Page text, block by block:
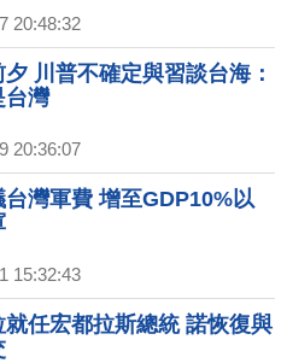
20:48:32
夕 川普不確定與習談台海：
台灣
20:36:07
台灣軍費 增至GDP10%以
15:32:43
就任宏都拉斯總統 諾恢復與